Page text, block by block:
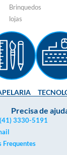
Brinquedos
lojas
Precisa de
(41) 3330-5191
Frequentes